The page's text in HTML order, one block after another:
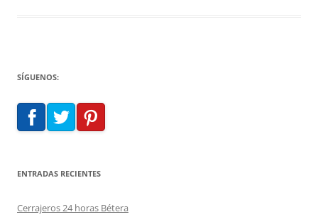
SÍGUENOS:
ENTRADAS RECIENTES
Cerrajeros 24 horas Bétera